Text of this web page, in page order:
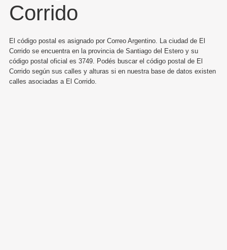
Corrido
El código postal es asignado por Correo Argentino. La ciudad de El
Corrido se encuentra en la provincia de Santiago del Estero y su
código postal oficial es 3749. Podés buscar el código postal de El
Corrido según sus calles y alturas si en nuestra base de datos existen
calles asociadas a El Corrido.